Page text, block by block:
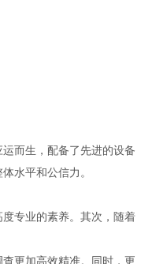
而生，配备了先进的设备
水平和公信力。
专业的素养。其次，随着
更加高效精准。同时，更